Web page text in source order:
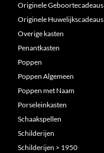
Originele Geboortecadeaus
Originele Huwelijkscadeaus
Overige kasten
Penantkasten
Poppen
Poppen Algemeen
Poppen met Naam
Porseleinkasten
Schaakspellen
Schilderijen
Schilderijen > 1950